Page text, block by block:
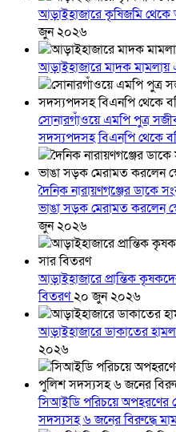
আড়াইহাজারে কৃষিজমি থেকে
জুন ২০২৬
আড়াইহাজারে মাদক মামলায়
সোনারগাঁওয়ে এমপি পুত্র
সদস্যপদসহ বিএনপি থেকে
দৈনিক নারায়ণগঞ্জের ডাকে
ভাঙা সড়ক মেরামত করলেন
জুন ২০২৬
আড়াইহাজারে প্রান্তিক
বিতরণ২০ জুন ২০২৬
আড়াইহাজারে ডাকাতের
২০২৬
সিআইডি পরিচয়ে অপহরণের
সদস্যসহ ৬ জনের বিরুদ্ধে